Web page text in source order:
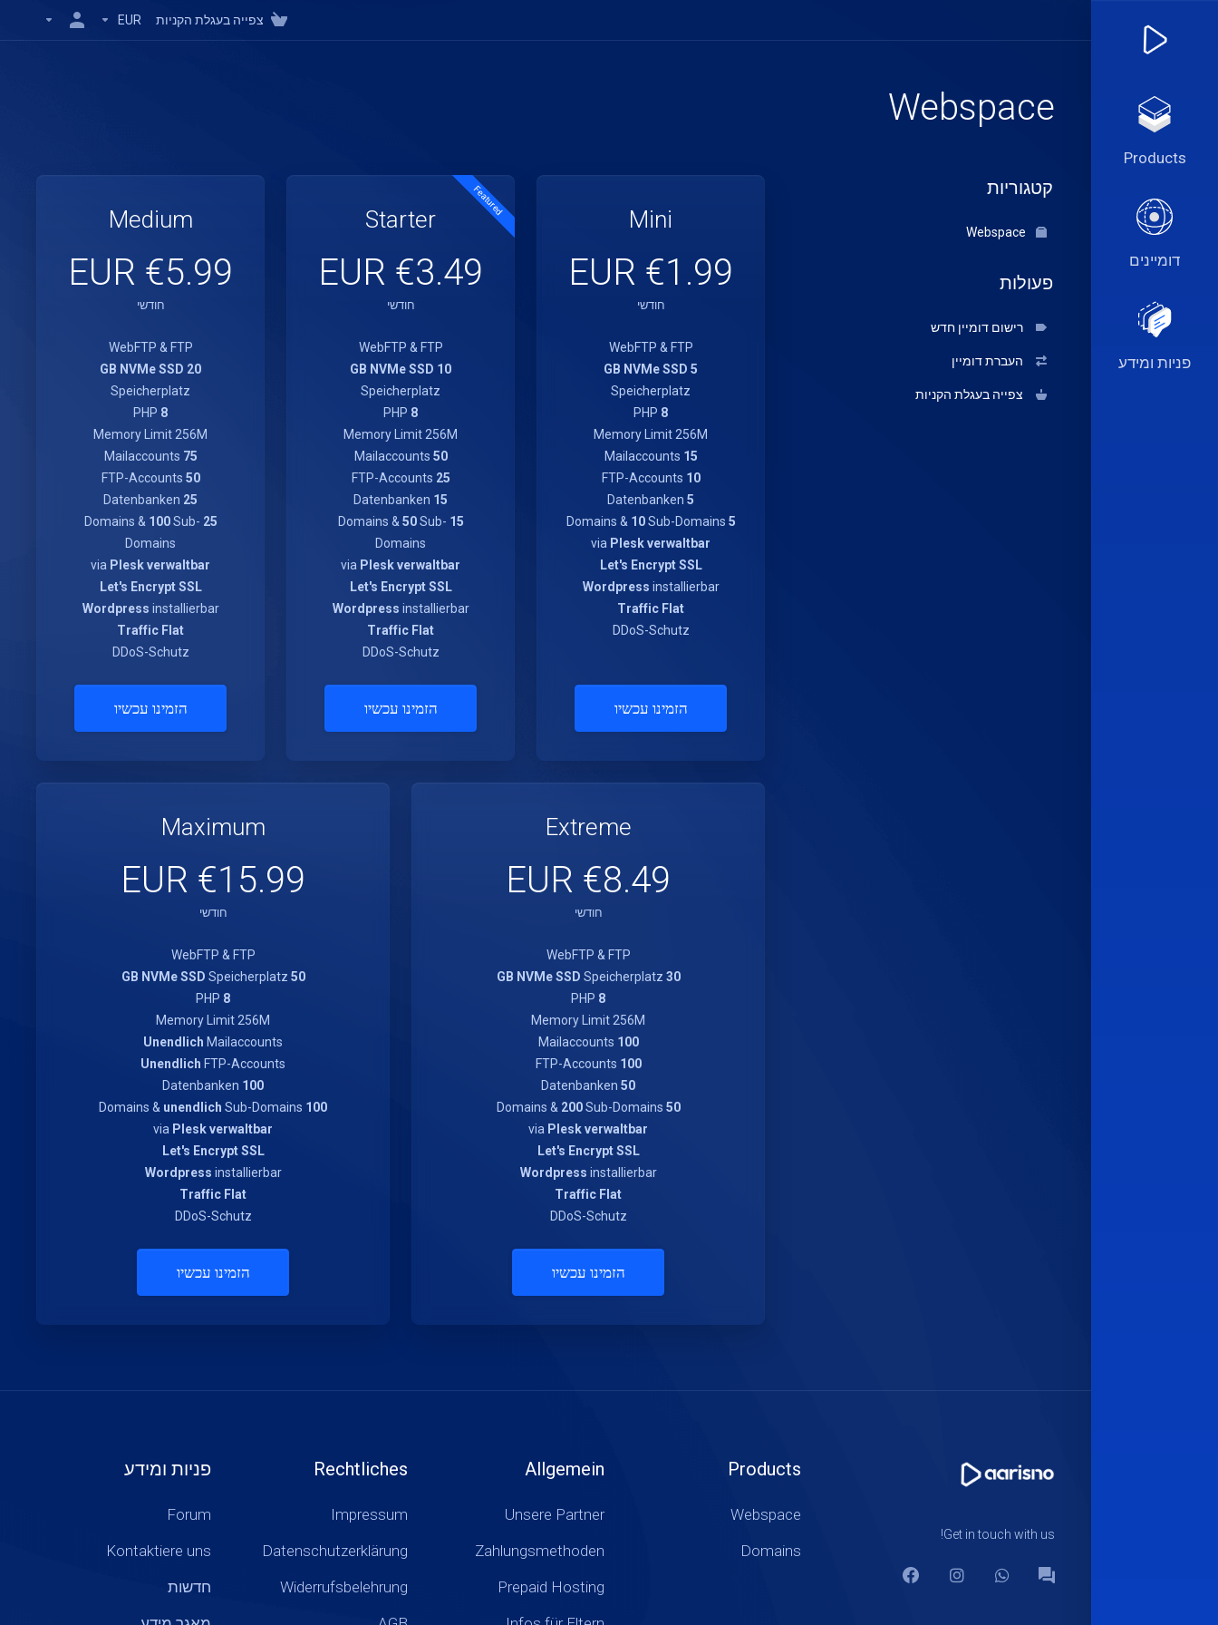
Products
דומיינים
פניות ומידע
צפייה בעגלת הקניות EUR
Webspace
קטגוריות
פעולות
רישום דומיין חדש
העברת דומיין
צפייה בעגלת הקניות
Mini
€1.99 EUR
חודשי
WebFTP & FTP
5 GB NVMe SSD
Speicherplatz
PHP 8
Memory Limit 256M
15
10
5
5
10Sub-Domains
via Plesk verwaltbar
Let's Encrypt SSL
Wordpress installierbar
Traffic Flat
DDoS-Schutz
הזמינו עכשיו
Featured
Starter
€3.49 EUR
חודשי
WebFTP & FTP
10 GB NVMe SSD
Speicherplatz
PHP 8
Memory Limit 256M
50
25
15
15
50Sub-
Domains
via Plesk verwaltbar
Let's Encrypt SSL
Wordpress installierbar
Traffic Flat
DDoS-Schutz
הזמינו עכשיו
Medium
€5.99 EUR
חודשי
WebFTP & FTP
20 GB NVMe SSD
Speicherplatz
PHP 8
Memory Limit 256M
75
50
25
25
100Sub-
Domains
via Plesk verwaltbar
Let's Encrypt SSL
Wordpress installierbar
Traffic Flat
DDoS-Schutz
הזמינו עכשיו
Extreme
€8.49 EUR
חודשי
WebFTP & FTP
30 GB NVMe SSD
Speicherplatz
PHP 8
Memory Limit 256M
100
100
50
50
200Sub-Domains
via Plesk verwaltbar
Let's Encrypt SSL
Wordpress installierbar
Traffic Flat
DDoS-Schutz
הזמינו עכשיו
Maximum
€15.99 EUR
חודשי
WebFTP & FTP
50 GB NVMe SSD
Speicherplatz
PHP 8
Memory Limit 256M
Unendlich Mailaccounts
Unendlich FTP-Accounts
100
100
unendlich Sub-Domains
via Plesk verwaltbar
Let's Encrypt SSL
Wordpress installierbar
Traffic Flat
DDoS-Schutz
הזמינו עכשיו
Get in touch with us!
Products
Webspace
Domains
Allgemein
Unsere Partner
Zahlungsmethoden
Prepaid Hosting
Rechtliches
Impressum
Datenschutzerklärung
Widerrufsbelehrung
פניות ומידע
Forum
Kontaktiere uns
חדשות